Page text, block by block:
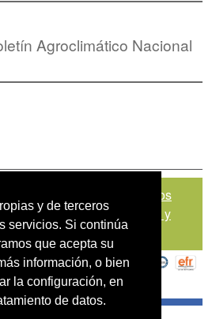
y de terceros
servicios. Si continúa
que acepta su
información, o bien
la configuración, en
de datos.
Agroclimático Nacional
de Tratamiento de Datos
de Seguridad, Términos y
de Uso